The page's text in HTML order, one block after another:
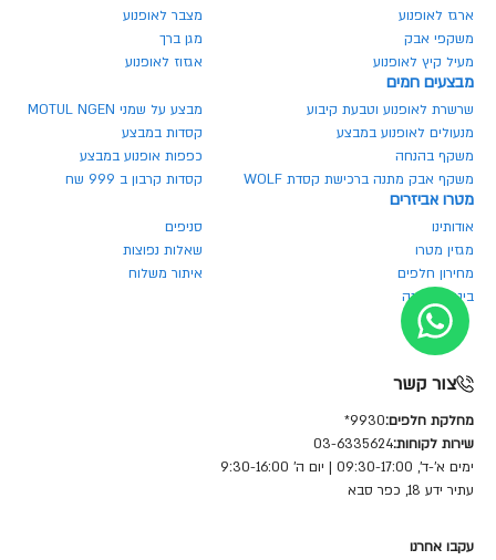
ארגז לאופנוע
מצבר לאופנוע
משקפי אבק
מגן ברך
מעיל קיץ לאופנוע
אגזוז לאופנוע
מבצעים חמים
שרשרת לאופנוע וטבעת קיבוע
מבצע על שמני MOTUL NGEN
מנעולים לאופנוע במבצע
קסדות במבצע
משקף בהנחה
כפפות אופנוע במבצע
משקף אבק מתנה ברכישת קסדת WOLF
קסדות קרבון ב 999 שח
מטרו אביזרים
אודותינו
סניפים
מגזין מטרו
שאלות נפוצות
מחירון חלפים
איתור משלוח
ביטול הזמנה
צור קשר
מחלקת חלפים:9930*
שירות לקוחות:03-6335624
ימים א'-ד', 09:30-17:00 | יום ה' 9:30-16:00
עתיר ידע 18, כפר סבא
עקבו אחרנו